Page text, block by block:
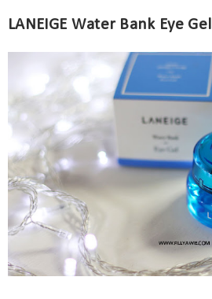
LANEIGE Water Bank Eye Gel